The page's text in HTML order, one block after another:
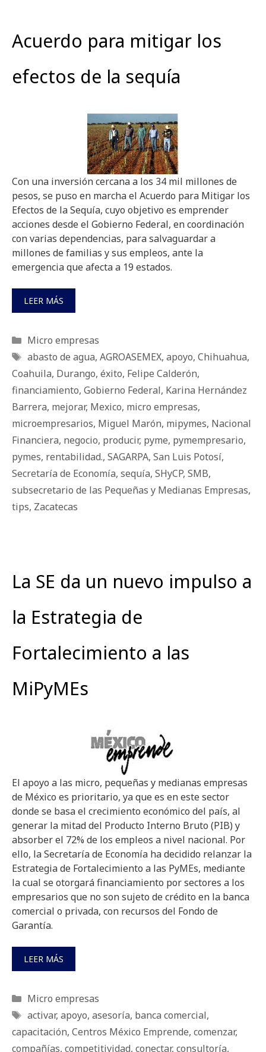
Acuerdo para mitigar los
efectos de la sequía
Con una inversión cercana a los 34 mil millones de
pesos, se puso en marcha el Acuerdo para Mitigar los
Efectos de la Sequía, cuyo objetivo es emprender
acciones desde el Gobierno Federal, en coordinación
con varias dependencias, para salvaguardar a
millones de familias y sus empleos, ante la
emergencia que afecta a 19 estados.
LEER MÁS
Categorías
Micro empresas
Etiquetas
abasto de agua, AGROASEMEX, apoyo, Chihuahua,
Coahuila, Durango, éxito, Felipe Calderón,
financiamiento, Gobierno Federal, Karina Hernández
Barrera, mejorar, Mexico, micro empresas,
microempresarios, Miguel Marón, mipymes, Nacional
Financiera, negocio, producir, pyme, pymempresario,
pymes, rentabilidad., SAGARPA, San Luis Potosí,
Secretaría de Economía, sequía, SHyCP, SMB,
subsecretario de las Pequeñas y Medianas Empresas,
tips, Zacatecas
La SE da un nuevo impulso a
la Estrategia de
Fortalecimiento a las
MiPyMEs
El apoyo a las micro, pequeñas y medianas empresas
de México es prioritario, ya que es en este sector
donde se basa el crecimiento económico del país, al
generar la mitad del Producto Interno Bruto (PIB) y
absorber el 72% de los empleos a nivel nacional. Por
ello, la Secretaría de Economía ha decidido relanzar la
Estrategia de Fortalecimiento a las PyMEs, mediante
la cual se otorgará financiamiento por sectores a los
empresarios que no son sujeto de crédito en la banca
comercial o privada, con recursos del Fondo de
Garantía.
LEER MÁS
Categorías
Micro empresas
Etiquetas
activar, apoyo, asesoría, banca comercial,
capacitación, Centros México Emprende, comenzar,
compañías, competitividad, conectar, consultoría,